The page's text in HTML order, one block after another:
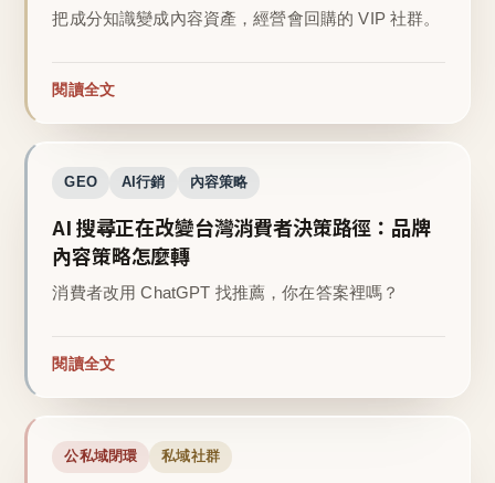
把成分知識變成內容資產，經營會回購的 VIP 社群。
閱讀全文
GEO AI行銷 內容策略
AI 搜尋正在改變台灣消費者決策路徑：品牌
內容策略怎麼轉
消費者改用 ChatGPT 找推薦，你在答案裡嗎？
閱讀全文
公私域閉環 私域社群